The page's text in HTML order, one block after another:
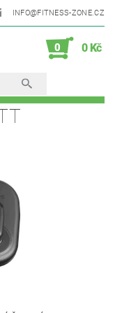
INFO@FITNESS-ZONE.CZ
0 0 Kč